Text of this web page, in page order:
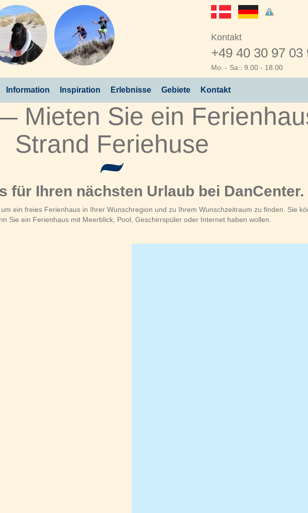
Kontakt
+49 40 30 97 03
Mo. - Sa.: 9.00 - 18.00
Information Inspiration Erlebnisse Gebiete Kontakt
Mieten Sie ein
Strand Feriehuse
für Ihren nächsten Urlaub bei DanCenter.
ein freies Ferienhaus in Ihrer Wunschregion und zu Ihrem Wunschzeitraum zu finden. Sie
Sie ein Ferienhaus mit Meerblick, Pool, Geschirrspüler oder Internet haben wollen.